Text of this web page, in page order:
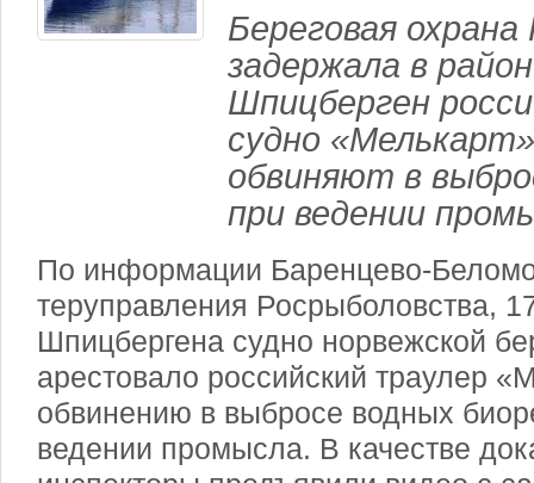
Береговая охрана
задержала в
Шпицберген
судно
обвиняют в
при ведении
По информации Баренцево-
теруправления Росрыболовства,
Шпицбергена судно норвежской
арестовало российский траулер
обвинению в выбросе водных
ведении промысла. В качестве